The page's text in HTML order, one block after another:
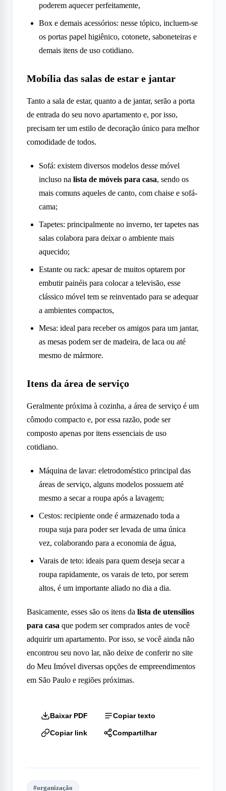
poderem aquecer perfeitamente,
Box e demais acessórios: nesse tópico, incluem-se
os portas papel higiênico, cotonete, saboneteiras e
demais itens de uso cotidiano.
Mobília das salas de estar e jantar
Tanto a sala de estar, quanto a de jantar, serão a porta
de entrada do seu novo apartamento e, por isso,
precisam ter um estilo de decoração único para melhor
comodidade de todos.
Sofá: existem diversos modelos desse móvel
incluso na lista de móveis para casa, sendo os
mais comuns aqueles de canto, com chaise e sofá-
cama;
Tapetes: principalmente no inverno, ter tapetes nas
salas colabora para deixar o ambiente mais
aquecido;
Estante ou rack: apesar de muitos optarem por
embutir painéis para colocar a televisão, esse
clássico móvel tem se reinventado para se adequar
a ambientes compactos,
Mesa: ideal para receber os amigos para um jantar,
as mesas podem ser de madeira, de laca ou até
mesmo de mármore.
Itens da área de serviço
Geralmente próxima à cozinha, a área de serviço é um
cômodo compacto e, por essa razão, pode ser
composto apenas por itens essenciais de uso
cotidiano.
Máquina de lavar: eletrodoméstico principal das
áreas de serviço, alguns modelos possuem até
mesmo a secar a roupa após a lavagem;
Cestos: recipiente onde é armazenado toda a
roupa suja para poder ser levada de uma única
vez, colaborando para a economia de água,
Varais de teto: ideais para quem deseja secar a
roupa rapidamente, os varais de teto, por serem
altos, é um importante aliado no dia a dia.
Basicamente, esses são os itens da lista de utensílios
para casa que podem ser comprados antes de você
adquirir um apartamento. Por isso, se você ainda não
encontrou seu novo lar, não deixe de conferir no site
do Meu Imóvel diversas opções de empreendimentos
em São Paulo e regiões próximas.
Baixar PDF Copiar texto
Copiar link Compartilhar
#organização